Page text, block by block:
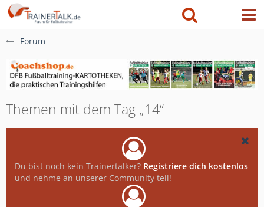
Forum
Themen mit dem Tag „14“
Du bist noch kein Trainertalker? Registriere dich kostenlos
und nehme an unserer Community teil!